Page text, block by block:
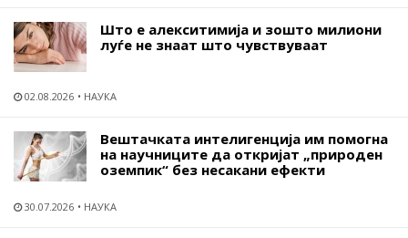
Што е алекситимија и зошто милиони
луѓе не знаат што чувствуваат
02.08.2026 НАУКА
Вештачката интелигенција им помогна
на научниците да откријат „природен
оземпик“ без несакани ефекти
30.07.2026 НАУКА